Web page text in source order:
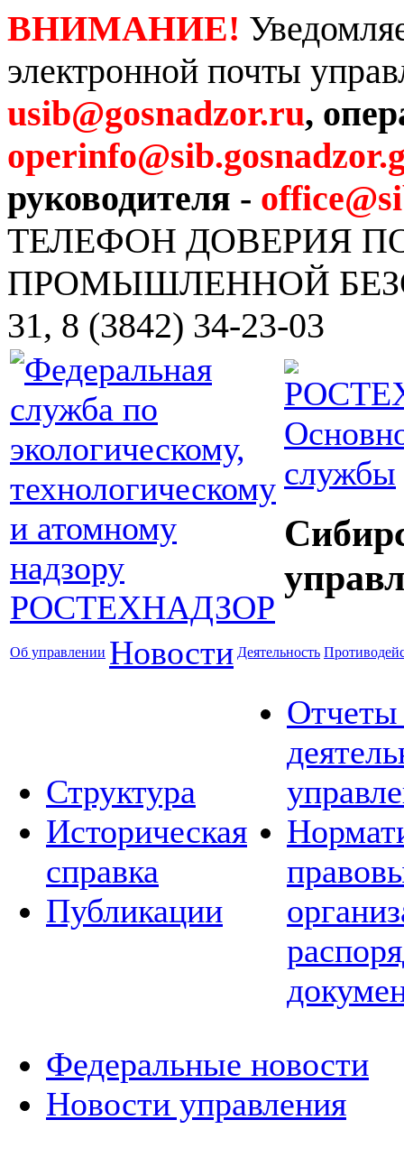
ВНИМАНИЕ!
электронной почты
usib@gosnadzor.ru,
руководителя -
ТЕЛЕФОН ДОВЕРИЯ
ПРОМЫШЛЕННОЙ
31, 8 (3842) 34-23-03
службы
Об управлении Новости Деятельность
Структура
Историческая
справка
Публикации
Отчеты
Федеральные новости
Новости управления